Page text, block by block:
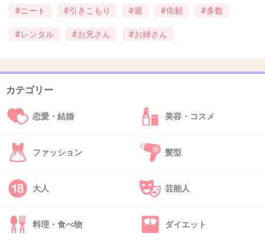
41. 匿名 2013/01/26(土) 12:04:31
まぁ、もう家族が何言っても無理だからね。
第三者が入るのはひきこもってる人だけじゃな
く
その家族の問題点も客観的にみれて、意外とい
いかもしれないよ。
+13
ちょっとというか、かなり理解不能。
#ニート #引きこもり #親 #依頼 #多数
#レンタル #お兄さん #お姉さん
カテゴリー
恋愛・結婚 美容・コスメ
ファッション 髪型
大人 芸能人
料理・食べ物 ダイエット